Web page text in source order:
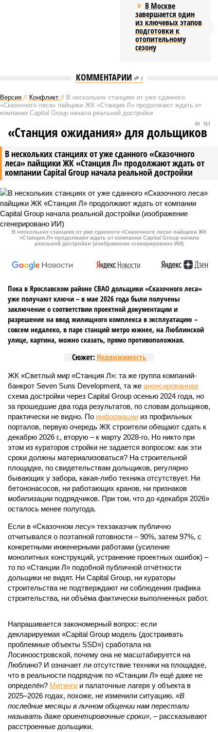
В Москве
завершается один
из ключевых этапов
подготовки к
отопительному
сезону
КОММЕНТАРИИ 0
Версия // Конфликт // В нескольких станциях от уже сданного
«Сказочного леса» пайщики ЖК «Станция Л» продолжают ждать от
компании Capital Group начала реальной достройки
В нескольких станциях от уже сданного «Сказочного
леса» пайщики ЖК «Станция Л» продолжают ждать от
компании Capital Group начала реальной достройки
151
«Станция ожидания» для дольщиков
В нескольких станциях от уже сданного «Сказочного леса» пайщики ЖК
«Станция Л» продолжают ждать от компании Capital Group начала
реальной достройки (изображение сгенерировано ИИ)
Пока в Ярославском районе СВАО дольщики «Сказочного леса»
уже получают ключи – в мае 2026 года были получены
заключение о соответствии проектной документации и
разрешение на ввод жилищного комплекса в эксплуатацию –
совсем недалеко, в паре станций метро южнее, на Люблинской
улице, картина, можно сказать, прямо противоположная.
Сюжет: Недвижимость
ЖК «Светлый мир «Станция Л»: та же группа компаний-
банкрот Seven Suns Development, та же анонсированная
схема достройки через Capital Group осенью 2024 года, но
за прошедшие два года результатов, по словам дольщиков,
практически не видно. По информации из профильных
порталов, первую очередь ЖК строители обещают сдать к
декабрю 2026 г., вторую – к марту 2028-го. Но никто при
этом из кураторов стройки не задается вопросом: как эти
сроки должны материализоваться? На строительной
площадке, по свидетельствам дольщиков, регулярно
бывающих у забора, какая-либо техника отсутствует. Ни
бетононасосов, ни работающих кранов, ни признаков
мобилизации подрядчиков. При том, что до «декабря 2026»
осталось менее полугода.
Если в «Сказочном лесу» техзаказчик публично
отчитывался о поэтапной готовности – 90%, затем 97%, с
конкретными инженерными работами (усиление
монолитных конструкций, устранение проектных ошибок) –
то по «Станции Л» подобной публичной отчётности
дольщики не видят. Ни Capital Group, ни кураторы
строительства не подтверждают ни соблюдения графика
строительства, ни объёма фактически выполненных работ.
Напрашивается закономерный вопрос: если
декларируемая «Capital Group модель (достраивать
проблемные объекты SSD») сработала на
Лосиноостровской, почему она не масштабируется на
Люблино? И означает ли отсутствие техники на площадке,
что в реальности подрядчик по «Станции Л» ещё даже не
определён? Митинги и палаточные лагеря у объекта в
2025–2026 годах, похоже, не изменили ситуацию. «В
последние месяцы в личном общении нам перестали
называть даже ориентировочные сроки», – рассказывают
расстроенные дольщики.